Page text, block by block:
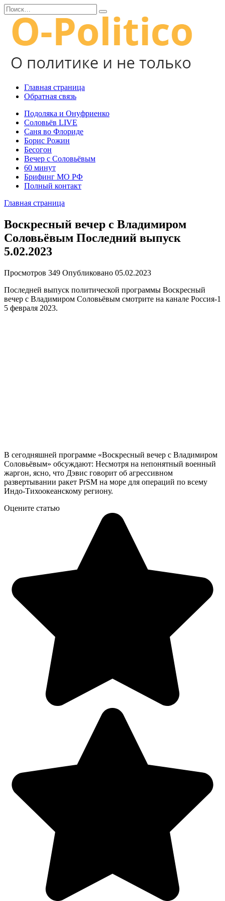
Перейти
к
содержанию
Search
for:
Главная страница
Обратная связь
Подоляка и Онуфриенко
Соловьёв LIVE
Саня во Флориде
Борис Рожин
Бесогон
Вечер с Соловьёвым
60 минут
Брифинг МО РФ
Полный контакт
Главная страница
Воскресный вечер с Владимиром
Соловьёвым Последний выпуск
5.02.2023
Просмотров 349 Опубликовано 05.02.2023
Последней выпуск политической программы Воскресный
вечер с Владимиром Соловьёвым смотрите на канале Россия-1
5 февраля 2023.
В сегодняшней программе «Воскресный вечер с Владимиром
Соловьёвым» обсуждают: Несмотря на непонятный военный
жаргон, ясно, что Дэвис говорит об агрессивном
развертывании ракет PrSM на море для операций по всему
Индо-Тихоокеанскому региону.
Оцените статью